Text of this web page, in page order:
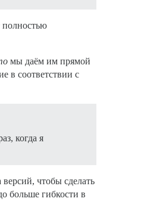
полностью
мы даём им прямой
в соответствии с
когда я
чтобы сделать
больше гибкости в